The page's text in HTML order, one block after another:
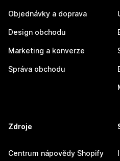
Objednávky a doprava
Design obchodu
Marketing a konverze
Správa obchodu
Zdroje
Centrum nápovědy Shopify